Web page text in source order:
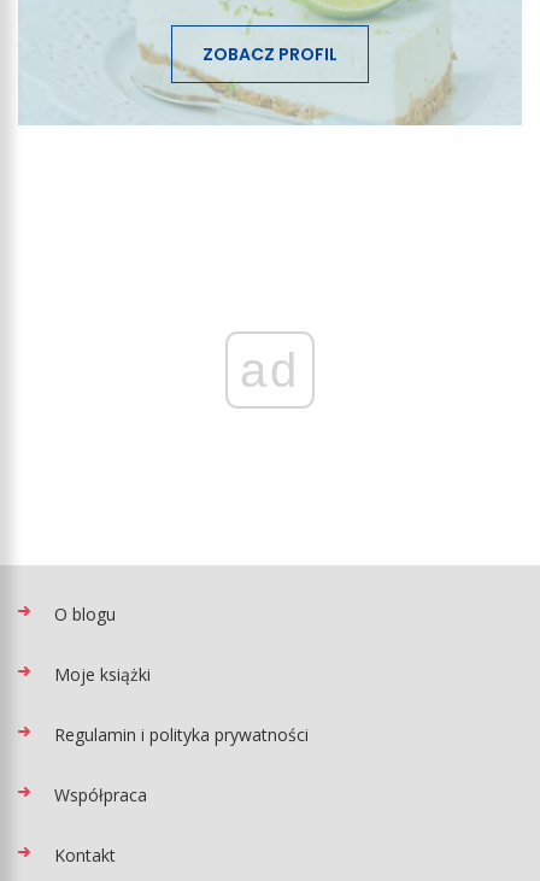
ZOBACZ PROFIL
ad
O blogu
Moje książki
Regulamin i polityka prywatności
Współpraca
Kontakt